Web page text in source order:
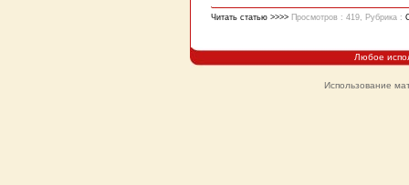
Читать статью >>>> Просмотров : 419, Рубрика :
Любое
Использование